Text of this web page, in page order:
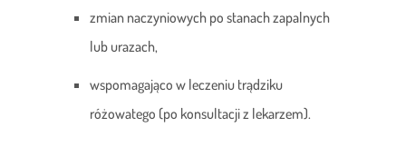
zmian naczyniowych po stanach zapalnych
lub urazach,
wspomagająco w leczeniu trądziku
różowatego (po konsultacji z lekarzem).